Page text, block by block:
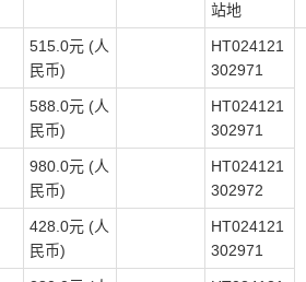
站地
515.0元 (人
民币)
HT024121
302971
588.0元 (人
民币)
HT024121
302971
980.0元 (人
民币)
HT024121
302972
428.0元 (人
民币)
HT024121
302971